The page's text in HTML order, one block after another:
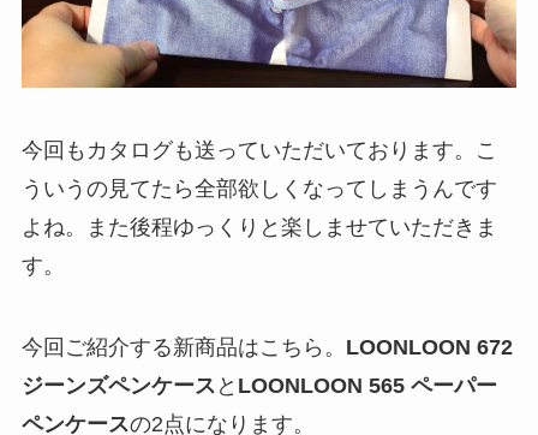
今回もカタログも送っていただいております。こ
ういうの見てたら全部欲しくなってしまうんです
よね。また後程ゆっくりと楽しませていただきま
す。
今回ご紹介する新商品はこちら。 LOONLOON 672
ジーンズペンケース と LOONLOON 565 ペーパー
ペンケースの2点になります。